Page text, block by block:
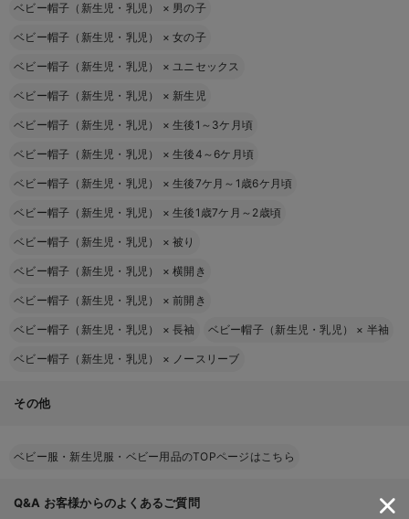
ベビー帽子（新生児・乳児） × 男の子
ベビー帽子（新生児・乳児） ×女の子
ベビー帽子（新生児・乳児） ×ユニセックス
ベビー帽子（新生児・乳児） × 新生児
ベビー帽子（新生児・乳児） ×生後1～3ケ月頃
ベビー帽子（新生児・乳児） ×生後4～6ケ月頃
ベビー帽子（新生児・乳児） ×生後7ケ月～1歳6ケ月頃
ベビー帽子（新生児・乳児） ×生後1歳7ケ月～2歳頃
ベビー帽子（新生児・乳児） ×被り
ベビー帽子（新生児・乳児） ×横開き
ベビー帽子（新生児・乳児） ×前開き
ベビー帽子（新生児・乳児） ×長袖 ベビー帽子（新生児・乳児） × 半袖
ベビー帽子（新生児・乳児） × ノースリーブ
その他
ベビー服・新生児服・ベビー用品のTOPページはこちら
Q&A お客様からのよくあるご質問